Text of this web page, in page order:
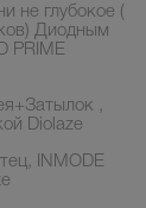
не глубокое (
Диодным
PRIME
,
Diolaze
INMODE